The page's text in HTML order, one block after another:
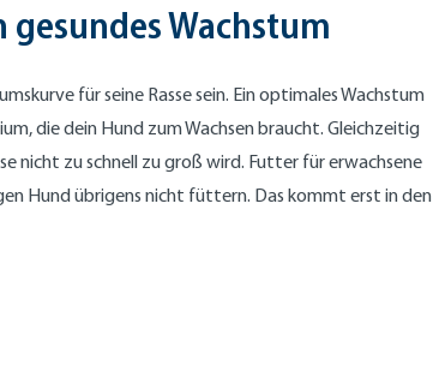
Wachstum
für seine Rasse sein. Ein optimales Wachstum
die dein Hund zum Wachsen braucht. Gleichzeitig
nicht zu schnell zu groß wird. Futter für erwachsene
Hund übrigens nicht füttern. Das kommt erst in den